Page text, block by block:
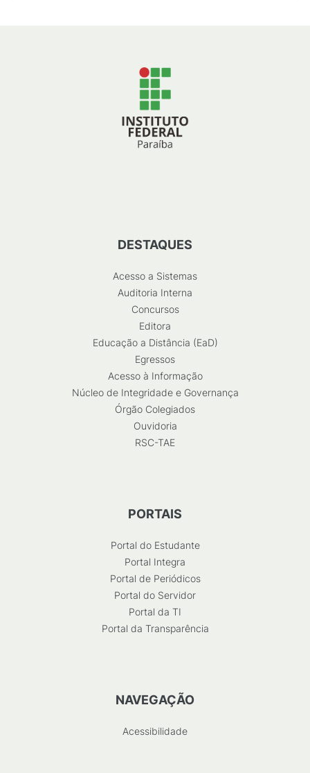
DESTAQUES
Acesso a Sistemas
Auditoria Interna
Concursos
Editora
Educação a Distância (EaD)
Egressos
Acesso à Informação
Núcleo de Integridade e Governança
Órgão Colegiados
Ouvidoria
RSC-TAE
PORTAIS
Portal do Estudante
Portal Integra
Portal de Periódicos
Portal do Servidor
Portal da TI
Portal da Transparência
NAVEGAÇÃO
Acessibilidade